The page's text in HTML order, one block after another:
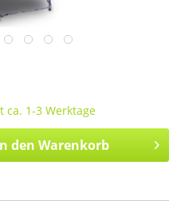
ca. 1-3 Werktage
den Warenkorb